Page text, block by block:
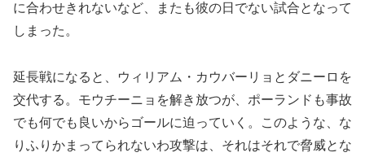
に合わせきれないなど、またも彼の日でない試合となって
しまった。
延長戦になると、ウィリアム・カウバーリョとダニーロを
交代する。モウチーニョを解き放つが、ポーランドも事故
でも何でも良いからゴールに迫っていく。このような、な
りふりかまってられないわ攻撃は、それはそれで脅威とな